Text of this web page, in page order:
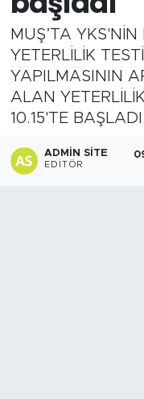
MUŞ’TA
YETERLİLİK
YAPILMASININ
ALAN
10.15'TE BAŞLADI.
ADMIN SITE
EDITÖR
Karlıova
Adaklı-Kiğı
Yayladere-
Süper Lig
Tüm
Son Dakika